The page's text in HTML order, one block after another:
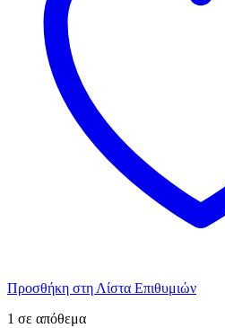
Προσθήκη στη Λίστα Επιθυμιών
1 σε απόθεμα